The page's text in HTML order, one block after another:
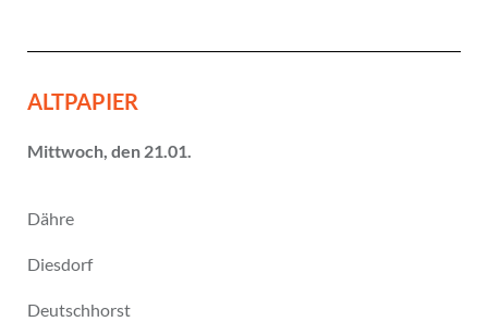
ALTPAPIER
Mittwoch, den 21.01.
Dähre
Diesdorf
Deutschhorst